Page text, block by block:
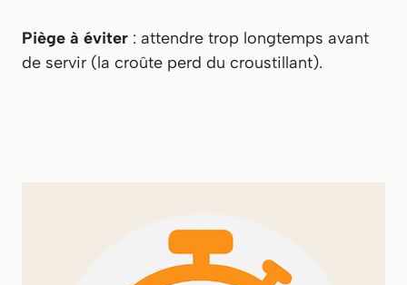
Piège à éviter : attendre trop longtemps avant
de servir (la croûte perd du croustillant).